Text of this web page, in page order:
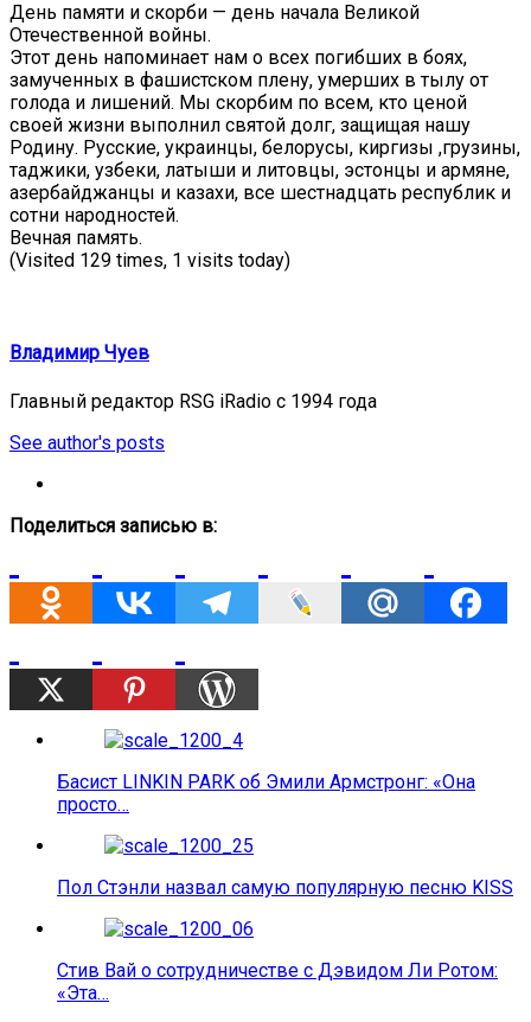
День памяти и скорби — день начала Великой
Отечественной войны.
Этот день напоминает нам о всех погибших в боях,
замученных в фашистском плену, умерших в тылу от
голода и лишений. Мы скорбим по всем, кто ценой
своей жизни выполнил святой долг, защищая нашу
Родину. Русские, украинцы, белорусы, киргизы ,грузины,
таджики, узбеки, латыши и литовцы, эстонцы и армяне,
азербайджанцы и казахи, все шестнадцать республик и
сотни народностей.
Вечная память.
(Visited 129 times, 1 visits today)
Владимир Чуев
Главный редактор RSG iRadio с 1994 года
See author's posts
Поделиться записью в:
Басист LINKIN PARK об Эмили Армстронг: «Она
просто…
Пол Стэнли назвал самую популярную песню KISS
Стив Вай о сотрудничестве с Дэвидом Ли Ротом:
«Эта…